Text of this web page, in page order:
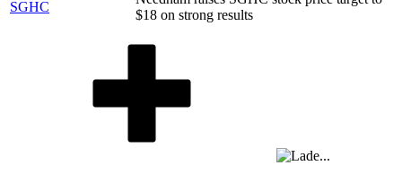
SGHC
$18 on strong results